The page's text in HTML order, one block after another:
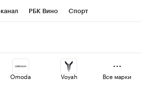
РБК Вино Спорт
СПб Конференции СПб
валюты
Omoda Voyah Все марки